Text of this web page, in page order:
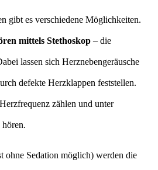
gibt es verschiedene Möglichkeiten.
mittels Stethoskop – die
lassen sich Herznebengeräusche
defekte Herzklappen feststellen.
zählen und unter
ohne Sedation möglich) werden die